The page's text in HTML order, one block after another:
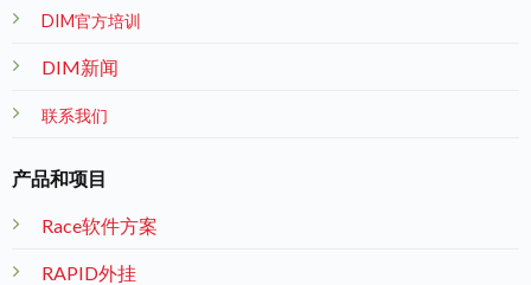
DIM官方培训
DIM新闻
联系我们
产品和项目
Race软件方案
RAPID外挂